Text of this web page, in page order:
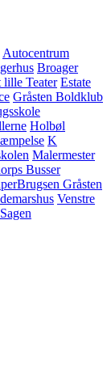
Autocentrum
Broager
lille Teater Estate
Gråsten Boldklub
Holbøl
K
Malermester
Busser
Gråsten
Venstre